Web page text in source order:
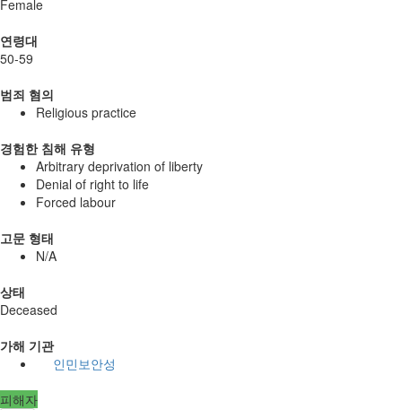
Female
연령대
50-59
범죄 혐의
Religious practice
경험한 침해 유형
Arbitrary deprivation of liberty
Denial of right to life
Forced labour
고문 형태
N/A
상태
Deceased
가해 기관
인민보안성
피해자